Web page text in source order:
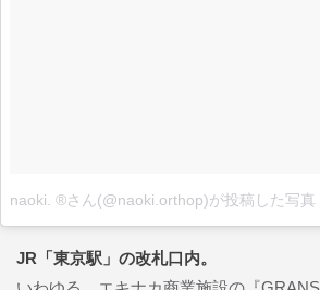
naoki. ®さん(@naoki.orthop)が投稿した写真
JR「東京駅」の改札口内。